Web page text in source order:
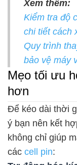
Xem thêm:
Kiểm tra độ
chi tiết cách
Quy trình
bảo vệ máy
Mẹo tối ưu
hơn
Để kéo dài thời
ý bạn nên kết
không chỉ giúp
các cell pin: